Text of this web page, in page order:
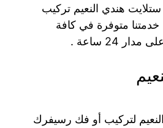
هندي النعيم تركيب
خدمتنا متوفرة في كافة
24 ساعة .
لتركيب أو فك رسيفرك